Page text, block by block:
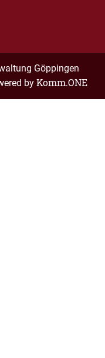
Göppingen
by Komm.ONE